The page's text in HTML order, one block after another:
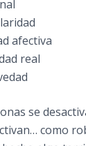
afectiva
real
se
como